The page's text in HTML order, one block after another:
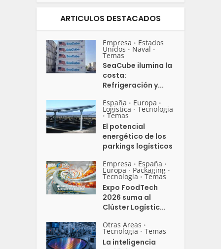
ARTICULOS DESTACADOS
Empresa • Estados
Unidos • Naval •
Temas
SeaCube ilumina la
costa:
Refrigeración y...
España • Europa •
Logistica • Tecnologia
• Temas
El potencial
energético de los
parkings logísticos
Empresa • España •
Europa • Packaging •
Tecnologia • Temas
Expo FoodTech
2026 suma al
Clúster Logístic...
Otras Areas •
Tecnologia • Temas
La inteligencia